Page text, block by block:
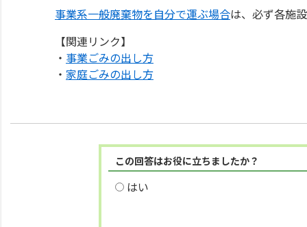
事業系一般廃棄物を自分で運ぶ場合は、必ず各施
【関連リンク】
・ 事業ごみの出し方
・ 家庭ごみの出し方
この回答はお役に立ちましたか？
はい